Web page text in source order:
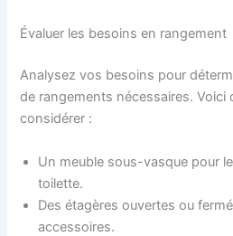
Évaluer les besoins en rangement
Analysez vos besoins pour
de rangements nécessaires. Voici
considérer :
Un meuble sous-vasque pour
toilette.
Des étagères ouvertes ou
accessoires.